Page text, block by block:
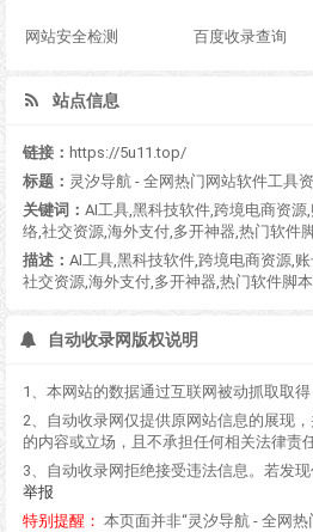
网站安全检测 百度收录查询
站点信息
链接： https://5u11.top/
标题： 灵汐导航 - 全网热门网站软件工具
关键词： AI工具,黑科技软件,跨境电商资
络,社交资源,海外支付,多开神器,热门软件
描述： AI工具,黑科技软件,跨境电商资源,
社交资源,海外支付,多开神器,热门软件脚本
自动收录网版权说明
1、本网站的数据通过互联网被动抓取取
2、自动收录网仅提供原网站信息的展现
的内容或立场，且不承担任何相关法律责
3、自动收录网拒绝接受违法信息。若发
举报
特别提醒： 本页面并非“灵汐导航 - 全网